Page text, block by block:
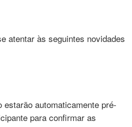
atentar às seguintes novidades
estarão automaticamente pré-
para confirmar as